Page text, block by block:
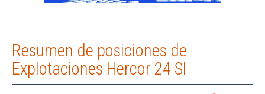
Resumen de posiciones de
Explotaciones Hercor 24 Sl